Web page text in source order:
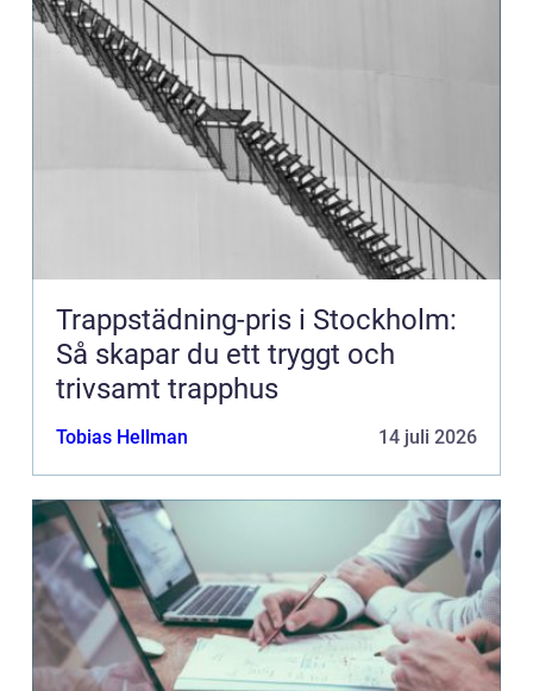
Trappstädning-pris i Stockholm:
Så skapar du ett tryggt och
trivsamt trapphus
Tobias Hellman 14 juli 2026